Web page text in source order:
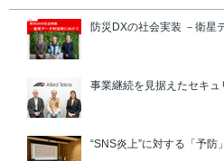
防災DXの社会実装 －衛星
事業継続を見据えたセキュ
“SNS炎上”に対する「予